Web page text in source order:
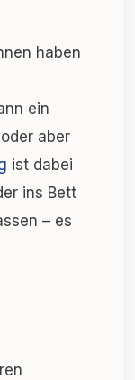
haben
ein
aber
ist dabei
ins Bett
– es